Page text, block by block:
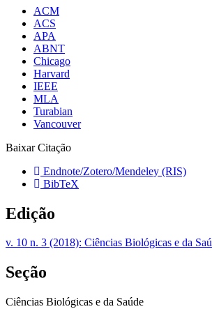
ACM
ACS
APA
ABNT
Chicago
Harvard
IEEE
MLA
Turabian
Vancouver
Baixar Citação
Endnote/Zotero/Mendeley (RIS)
BibTeX
Edição
v. 10 n. 3 (2018): Ciências Biológicas e da
Seção
Ciências Biológicas e da Saúde